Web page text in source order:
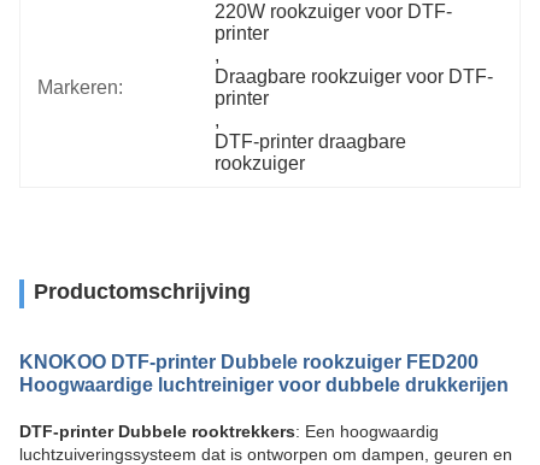
Markeren:
220W rookzuiger voor DTF-
printer
,
Draagbare rookzuiger voor DTF-
printer
,
DTF-printer draagbare
rookzuiger
Productomschrijving
KNOKOO DTF-printer Dubbele rookzuiger FED200
Hoogwaardige luchtreiniger voor dubbele drukkerijen
DTF-printer Dubbele rooktrekkers: Een hoogwaardig
luchtzuiveringssysteem dat is ontworpen om dampen, geuren en